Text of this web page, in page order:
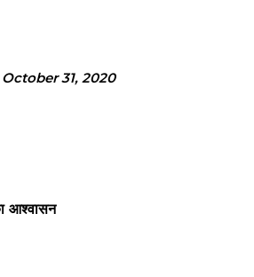
October 31, 2020
आश्वासन